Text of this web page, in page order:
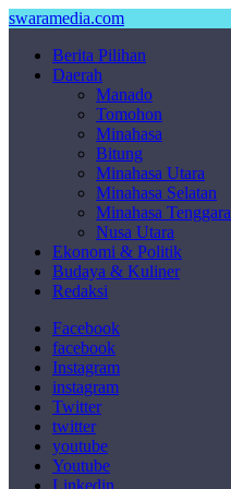
swaramedia.com
Berita Pilihan
Daerah
Manado
Tomohon
Minahasa
Bitung
Minahasa Utara
Minahasa Selatan
Minahasa Tenggara
Nusa Utara
Ekonomi & Politik
Budaya & Kuliner
Redaksi
Facebook
facebook
Instagram
instagram
Twitter
twitter
youtube
Youtube
Linkedin